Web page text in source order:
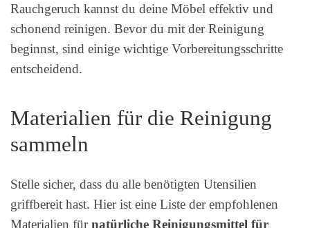
Rauchgeruch kannst du deine Möbel effektiv und
schonend reinigen. Bevor du mit der Reinigung
beginnst, sind einige wichtige Vorbereitungsschritte
entscheidend.
Materialien für die Reinigung
sammeln
Stelle sicher, dass du alle benötigten Utensilien
griffbereit hast. Hier ist eine Liste der empfohlenen
Materialien fürnatürliche Reinigungsmittel für